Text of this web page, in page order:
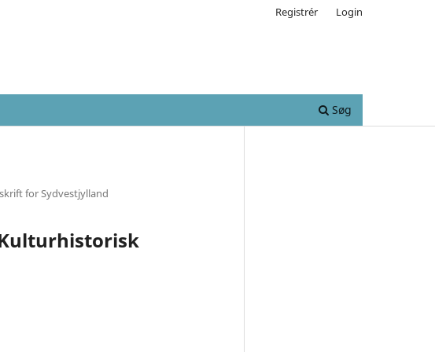
Søg
Registrér Login
for Sydvestjylland
Kulturhistorisk